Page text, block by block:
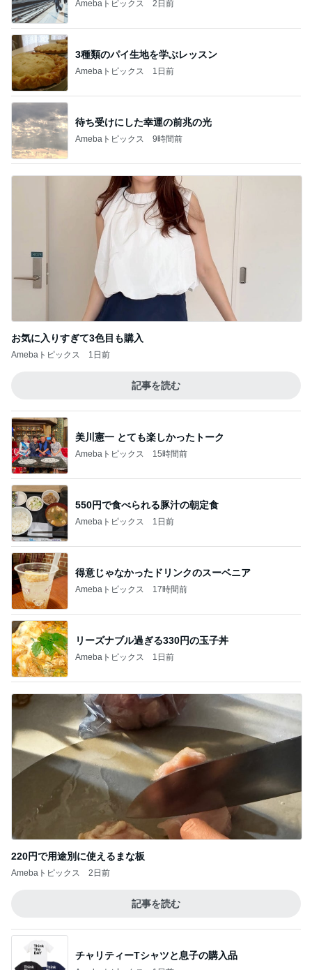
Amebaトピックス 2日前
3種類のパイ生地を学ぶレッスン
Amebaトピックス 1日前
待ち受けにした幸運の前兆の光
Amebaトピックス 9時間前
お気に入りすぎて3色目も購入
Amebaトピックス 1日前
記事を読む
美川憲一 とても楽しかったトーク
Amebaトピックス 15時間前
550円で食べられる豚汁の朝定食
Amebaトピックス 1日前
得意じゃなかったドリンクのスーベニア
Amebaトピックス 17時間前
リーズナブル過ぎる330円の玉子丼
Amebaトピックス 1日前
220円で用途別に使えるまな板
Amebaトピックス 2日前
記事を読む
チャリティーTシャツと息子の購入品